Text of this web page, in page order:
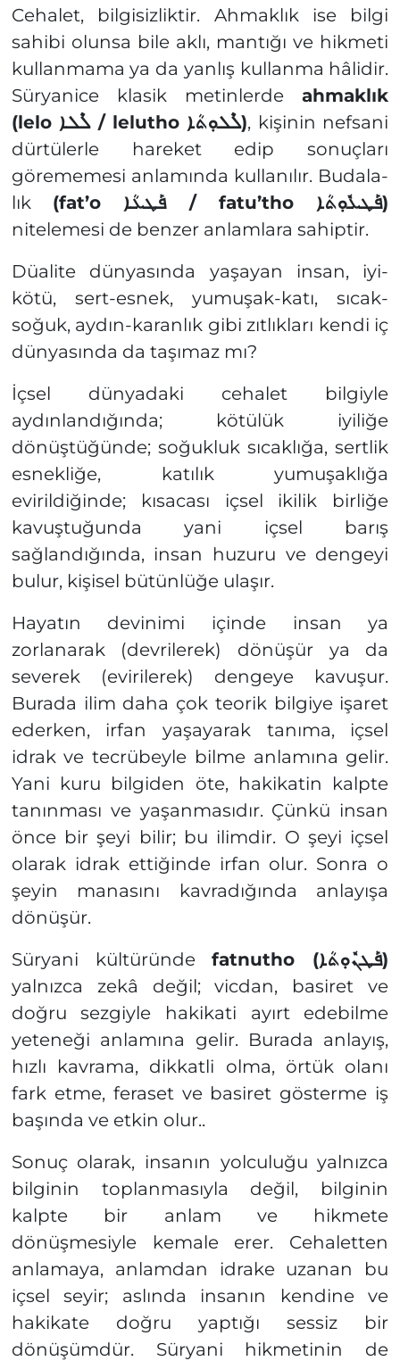
Cehalet, bilgisizliktir. Ahmaklık ise bilgi
sahibi olunsa bile aklı, mantığı ve hikmeti
kullanmama ya da yanlış kullanma hâlidir.
Süryanice klasik metinlerdeahmaklık
(lelo
ܠܶܠܐ / lelutho ܠܶܠܘܼܬܳܐ), kişinin nefsani
dürtülerle hareket edip sonuçları
görememesi anlamında kullanılır. Budala-
lık (fat’o ܦܰܛܥܳܐ / fatu’tho
ܦܰܛܥܽܘܼܬܳܐ)
nitelemesi de benzer anlamlara sahiptir.
Düalite dünyasında yaşayan insan, iyi-
kötü, sert-esnek, yumuşak-katı, sıcak-
soğuk, aydın-karanlık gibi zıtlıkları kendi iç
dünyasında da taşımaz mı?
İçsel dünyadaki cehalet bilgiyle
aydınlandığında; kötülük iyiliğe
dönüştüğünde; soğukluk sıcaklığa, sertlik
esnekliğe, katılık yumuşaklığa
evirildiğinde; kısacası içsel ikilik birliğe
kavuştuğunda yani içsel barış
sağlandığında, insan huzuru ve dengeyi
bulur, kişisel bütünlüğe ulaşır.
Hayatın devinimi içinde insan ya
zorlanarak (devrilerek) dönüşür ya da
severek (evirilerek) dengeye kavuşur.
Burada ilim daha çok teorik bilgiye işaret
ederken, irfan yaşayarak tanıma, içsel
idrak ve tecrübeyle bilme anlamına gelir.
Yani kuru bilgiden öte, hakikatin kalpte
tanınması ve yaşanmasıdır. Çünkü insan
önce bir şeyi bilir; bu ilimdir. O şeyi içsel
olarak idrak ettiğinde irfan olur. Sonra o
şeyin manasını kavradığında anlayışa
dönüşür.
Süryani kültüründefatnutho (
ܦܰܛܢܽܘܼܬܳܐ)
yalnızca zekâ değil; vicdan, basiret ve
doğru sezgiyle hakikati ayırt edebilme
yeteneği anlamına gelir. Burada anlayış,
hızlı kavrama, dikkatli olma, örtük olanı
fark etme, feraset ve basiret gösterme iş
başında ve etkin olur..
Sonuç olarak, insanın yolculuğu yalnızca
bilginin toplanmasıyla değil, bilginin
kalpte bir anlam ve hikmete
dönüşmesiyle kemale erer. Cehaletten
anlamaya, anlamdan idrake uzanan bu
içsel seyir; aslında insanın kendine ve
hakikate doğru yaptığı sessiz bir
dönüşümdür. Süryani hikmetinin de